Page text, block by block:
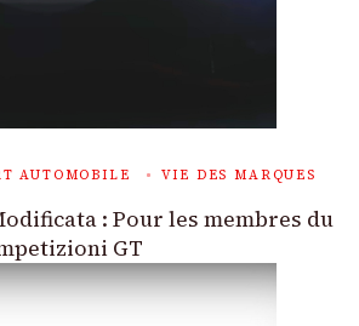
AUTOMOBILE VIE DES MARQUES
: Pour les membres du
GT